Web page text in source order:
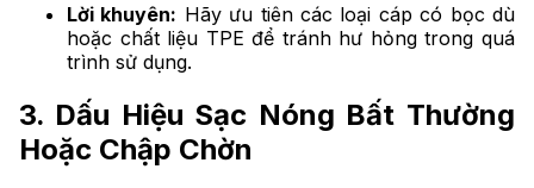
Lời khuyên: Hãy ưu tiên các loại cáp có bọc dù
hoặc chất liệu TPE để tránh hư hỏng trong quá
trình sử dụng.
3. Dấu Hiệu Sạc Nóng Bất Thường
Hoặc Chập Chờn